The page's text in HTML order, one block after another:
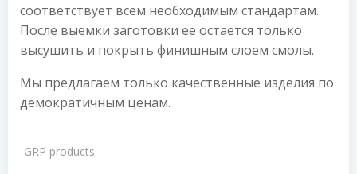
соответствует всем необходимым стандартам.
После выемки заготовки ее остается только
высушить и покрыть финишным слоем смолы.
Мы предлагаем только качественные изделия по
демократичным ценам.
GRP products